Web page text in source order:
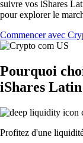
suivre vos iShares
pour explorer le
Commencer avec
Pourquoi
iShares
Profitez d'une